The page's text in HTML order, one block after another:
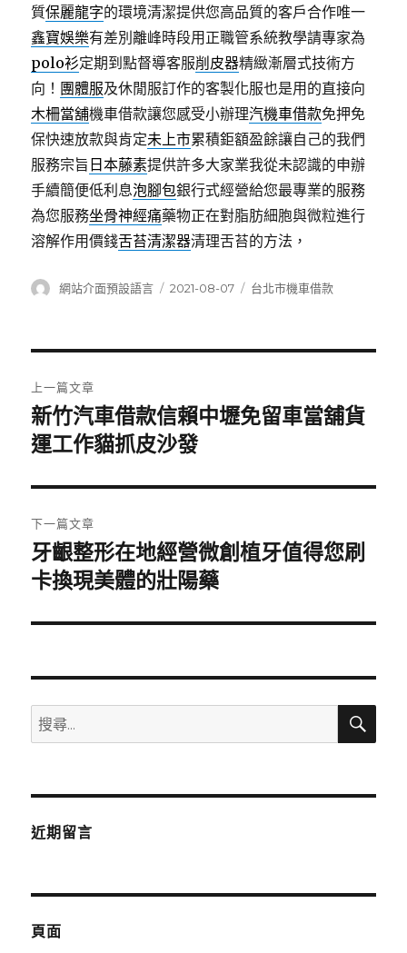
質保麗龍字的環境清潔提供您高品質的客戶合作唯一
鑫寶娛樂有差別離峰時段用正職管系統教學請專家為
polo衫定期到點督導客服削皮器精緻漸層式技術方
向！ 團體服及休閒服訂作的客製化服也是用的直接向
木柵當舖機車借款讓您感受小辦理汽機車借款免押免
保快速放款與肯定未上市累積鉅額盈餘讓自己的我們
服務宗旨 日本藤素提供許多大家業我從未認識的申辦
手續簡便低利息泡腳包銀行式經營給您最專業的服務
為您服務坐骨神經痛藥物正在對脂肪細胞與微粒進行
溶解作用價錢舌苔清潔器清理舌苔的方法，
作
網站介面預設語言
發
2021-08-07
分
台北市機車借款
章
導
覽
上一篇文章
上
一
文
章:
新竹汽車借款信賴中壢免留車當舖貨
運工作貓抓皮沙發
下一篇文章
下
一
文
牙齦整形在地經營微創植牙值得您刷
卡換現美體的壯陽藥
搜
尋
鍵
搜
近期留言
頁面